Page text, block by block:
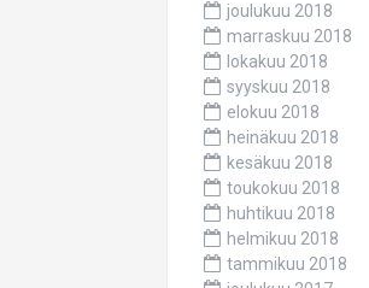
joulukuu 2018
marraskuu 2018
lokakuu 2018
syyskuu 2018
elokuu 2018
heinäkuu 2018
kesäkuu 2018
toukokuu 2018
huhtikuu 2018
helmikuu 2018
tammikuu 2018